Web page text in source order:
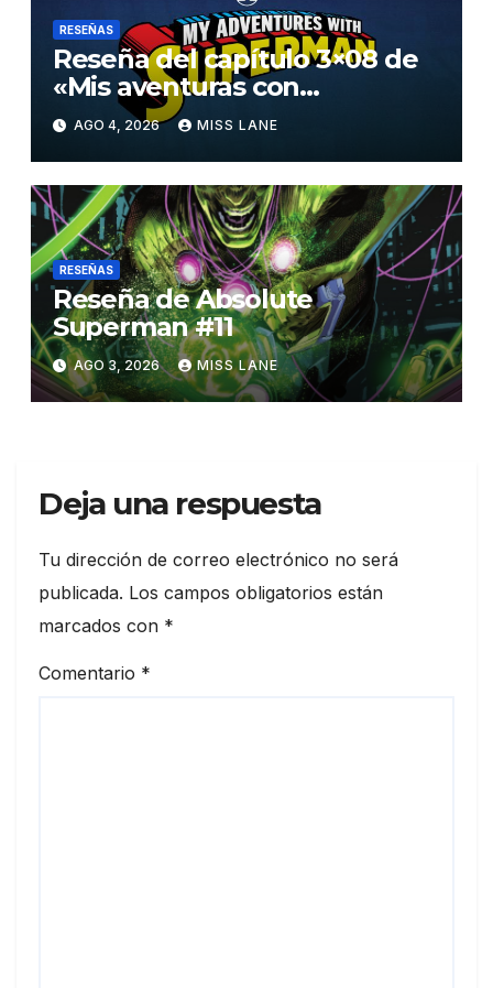
RESEÑAS
Reseña del capítulo 3×08 de
«Mis aventuras con
Superman»
AGO 4, 2026 MISS LANE
RESEÑAS
Reseña de Absolute
Superman #11
AGO 3, 2026 MISS LANE
Deja una respuesta
Tu dirección de correo electrónico no será
publicada. Los campos obligatorios están
marcados con *
Comentario *